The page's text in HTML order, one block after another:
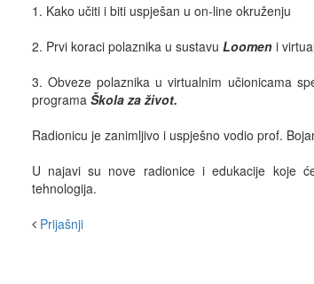
1. Kako učiti i biti uspješan u on-line okruženju
2. Prvi koraci polaznika u sustavu Loomeni
3. Obveze polaznika u virtualnim učionicama
programa Škola za život.
Radionicu je zanimljivo i uspješno vodio prof.
U najavi su nove radionice i edukacije koje
tehnologija.
Prijašnji